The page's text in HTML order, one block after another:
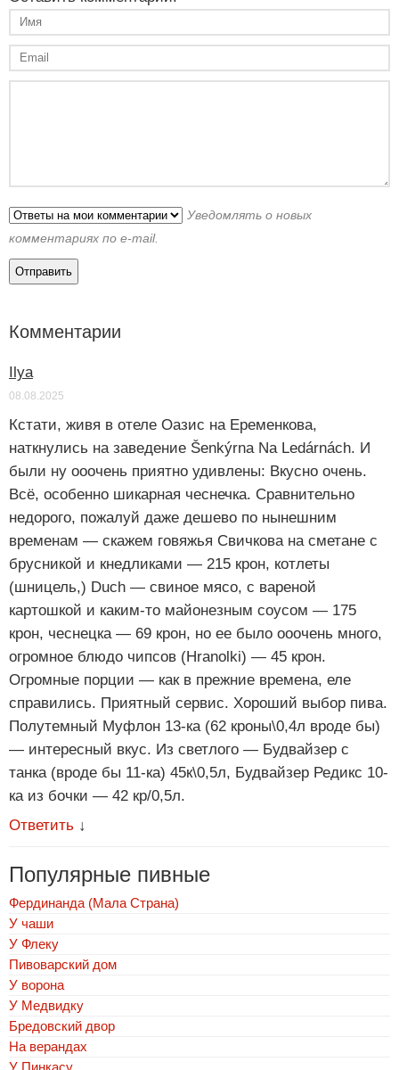
Уведомлять о новых
комментариях по e-mail.
Комментарии
Ilya
08.08.2025
Кстати, живя в отеле Оазис на Еременкова,
наткнулись на заведение Šenkýrna Na Ledárnách. И
были ну ооочень приятно удивлены: Вкусно очень.
Всё, особенно шикарная чеснечка. Сравнительно
недорого, пожалуй даже дешево по нынешним
временам — скажем говяжья Свичкова на сметане с
брусникой и кнедликами — 215 крон, котлеты
(шницель,) Duch — свиное мясо, с вареной
картошкой и каким-то майонезным соусом — 175
крон, чеснецка — 69 крон, но ее было ооочень много,
огромное блюдо чипсов (Hranolki) — 45 крон.
Огромные порции — как в прежние времена, еле
справились. Приятный сервис. Хороший выбор пива.
Полутемный Муфлон 13-ка (62 кроны\0,4л вроде бы)
— интересный вкус. Из светлого — Будвайзер с
танка (вроде бы 11-ка) 45к\0,5л, Будвайзер Редикс 10-
ка из бочки — 42 кр/0,5л.
Ответить ↓
Популярные пивные
Фердинанда (Мала Страна)
У чаши
У Флеку
Пивоварский дом
У ворона
У Медвидку
Бредовский двор
На верандах
У Пинкасу